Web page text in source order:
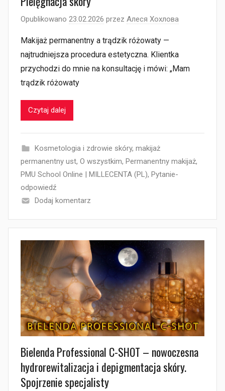
Opublikowano 23.02.2026 przez Алеся Хохлова
Makijaż permanentny a trądzik różowaty —
najtrudniejsza procedura estetyczna. Klientka
przychodzi do mnie na konsultację i mówi: „Mam
trądzik różowaty
Czytaj dalej
Kosmetologia i zdrowie skóry, makijaż
permanentny ust, O wszystkim, Permanentny makijaż,
PMU School Online | MILLECENTA (PL), Pytanie-
odpowiedź
Dodaj komentarz
Bielenda Professional C-SHOT – nowoczesna
hydrorewitalizacja i depigmentacja skóry.
Spojrzenie specjalisty